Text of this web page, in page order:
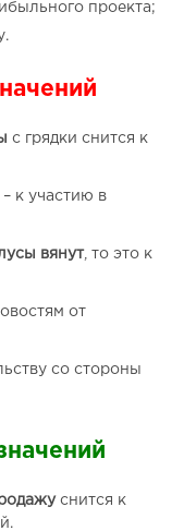
проекта;
с грядки снится к
к участию в
вянут, то это к
от
со стороны
снится к